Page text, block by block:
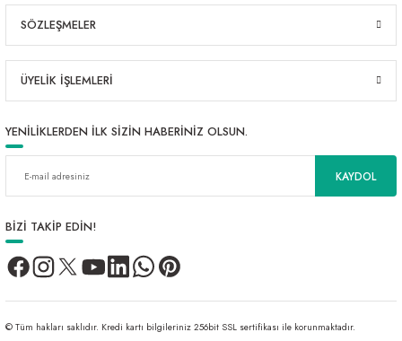
SÖZLEŞMELER
ÜYELİK İŞLEMLERİ
YENİLİKLERDEN İLK SİZİN HABERİNİZ OLSUN.
KAYDOL
BİZİ TAKİP EDİN!
© Tüm hakları saklıdır. Kredi kartı bilgileriniz 256bit SSL sertifikası ile korunmaktadır.